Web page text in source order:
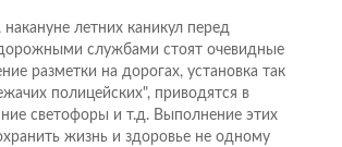
накануне летних каникул перед
службами стоят очевидные
разметки на дорогах, установка так
полицейских", приводятся в
светофоры и т.д. Выполнение этих
жизнь и здоровье не одному